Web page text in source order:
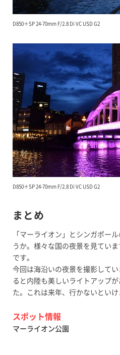
D850＋SP 24-70mm F/2.8 Di VC USD G2
D850＋SP 24-70mm F/2.8 Di VC USD G2
まとめ
「マーライオン」とシンガポー
うか。様々な国の夜景を見てい
です。
今回は海沿いの夜景を撮影して
ると内陸も美しいライトアップ
た。これは来年、行かないとい
スポット情報
マーライオン公園